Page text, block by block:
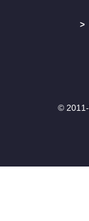
© 2011-